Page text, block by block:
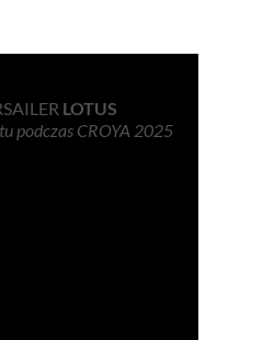
LOTUS
podczas CROYA 2025